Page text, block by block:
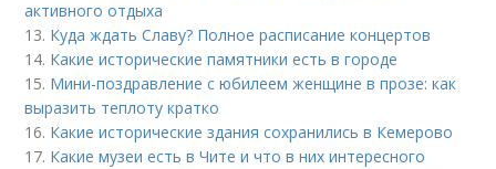
активного отдыха
13. Куда ждать Славу? Полное расписание концертов
14. Какие исторические памятники есть в городе
15. Мини-поздравление с юбилеем женщине в прозе: как
выразить теплоту кратко
16. Какие исторические здания сохранились в Кемерово
17. Какие музеи есть в Чите и что в них интересного